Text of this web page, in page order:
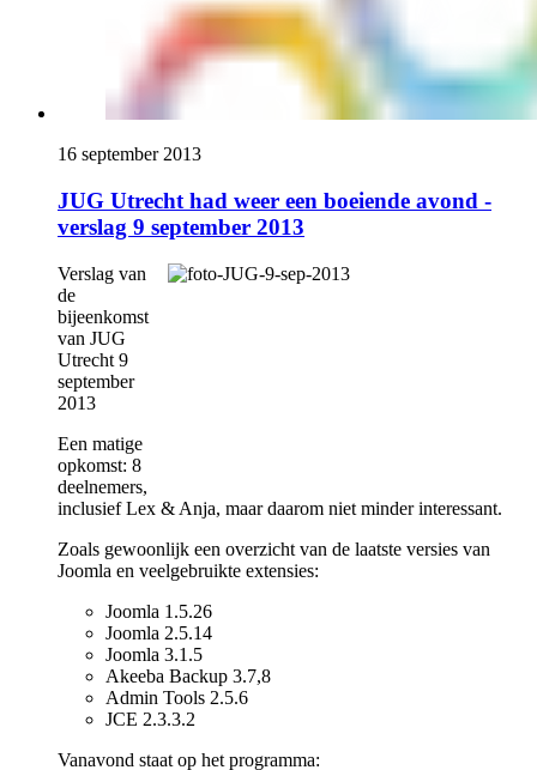
16 september 2013
JUG Utrecht had weer een boeiende avond -
verslag 9 september 2013
Verslag van
de
bijeenkomst
van JUG
Utrecht 9
september
2013
Een matige
opkomst: 8
deelnemers,
inclusief Lex & Anja, maar daarom niet minder interessant.
Zoals gewoonlijk een overzicht van de laatste versies van
Joomla en veelgebruikte extensies:
Joomla 1.5.26
Joomla 2.5.14
Joomla 3.1.5
Akeeba Backup 3.7,8
Admin Tools 2.5.6
JCE 2.3.3.2
Vanavond staat op het programma: